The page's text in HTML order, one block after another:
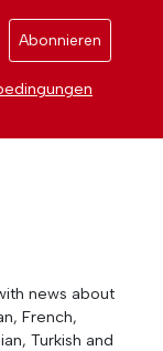
Abonnieren
news about
French,
Turkish and